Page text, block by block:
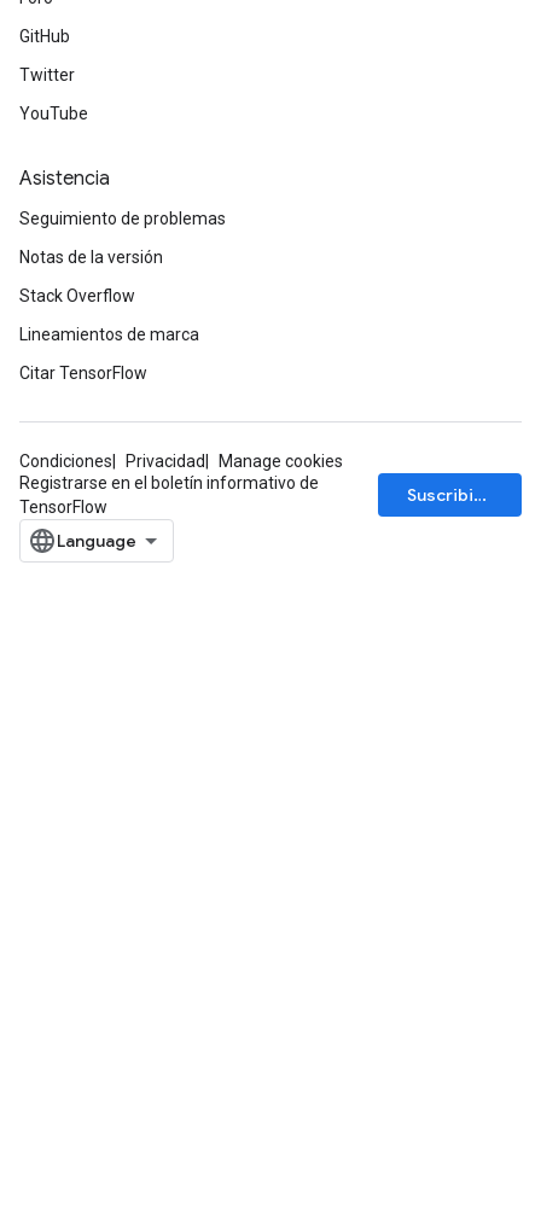
GitHub
Twitter
YouTube
Asistencia
Seguimiento de problemas
Notas de la versión
Stack Overflow
Lineamientos de marca
Citar TensorFlow
Condiciones Privacidad
Manage cookies
Registrarse en el boletín informativo de
TensorFlow
Suscribirse